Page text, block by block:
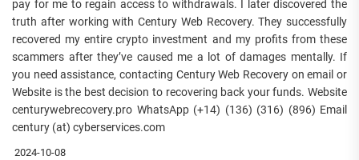
pay for me to regain access to withdrawals. I later discovered the
truth after working with Century Web Recovery. They successfully
recovered my entire crypto investment and my profits from these
scammers after they’ve caused me a lot of damages mentally. If
you need assistance, contacting Century Web Recovery on email or
Website is the best decision to recovering back your funds. Website
centurywebrecovery.pro WhatsApp (+14) (136) (316) (896) Email
century (at) cyberservices.com
2024-10-08